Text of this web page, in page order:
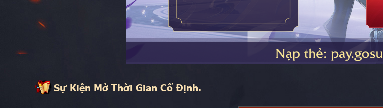
Sự Kiện Mở Thời Gian Cố Định.